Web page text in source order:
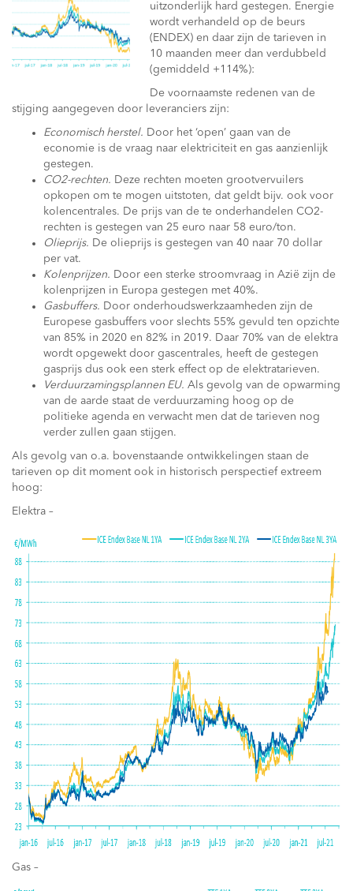
uitzonderlijk hard gestegen. Energie
wordt verhandeld op de beurs
(ENDEX) en daar zijn de tarieven in
10 maanden meer dan verdubbeld
(gemiddeld +114%):
De voornaamste redenen van de
stijging aangegeven door leveranciers zijn:
Economisch herstel. Door het ‘open’ gaan van de
economie is de vraag naar elektriciteit en gas aanzienlijk
gestegen.
CO2-rechten. Deze rechten moeten grootvervuilers
opkopen om te mogen uitstoten, dat geldt bijv. ook voor
kolencentrales. De prijs van de te onderhandelen CO2-
rechten is gestegen van 25 euro naar 58 euro/ton.
Olieprijs. De olieprijs is gestegen van 40 naar 70 dollar
per vat.
Kolenprijzen. Door een sterke stroomvraag in Azië zijn de
kolenprijzen in Europa gestegen met 40%.
Gasbuffers. Door onderhoudswerkzaamheden zijn de
Europese gasbuffers voor slechts 55% gevuld ten opzichte
van 85% in 2020 en 82% in 2019. Daar 70% van de elektra
wordt opgewekt door gascentrales, heeft de gestegen
gasprijs dus ook een sterk effect op de elektratarieven.
Verduurzamingsplannen EU. Als gevolg van de opwarming
van de aarde staat de verduurzaming hoog op de
politieke agenda en verwacht men dat de tarieven nog
verder zullen gaan stijgen.
Als gevolg van o.a. bovenstaande ontwikkelingen staan de
tarieven op dit moment ook in historisch perspectief extreem
hoog:
Elektra –
Gas –